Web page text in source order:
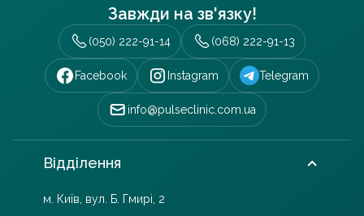
Завжди на зв'язку!
info@pulseclinic.com.ua
(050) 222-91-14 (068) 222-91-13
Facebook Instagram Telegram
Відділення
м. Київ, вул. Б. Гмирі, 2